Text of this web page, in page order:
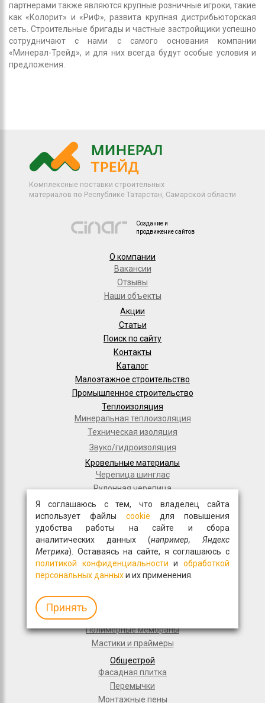
партнерами также являются крупные розничные игроки, такие
как «Колорит» и «РиФ», развита крупная дистрибьюторская
сеть. Строительные бригады и частные застройщики успешно
сотрудничают с нами с самого основания компании
«Минерал-Трейд», и для них всегда будут особые условия и
предложения.
Комплексные поставки строительных
материалов по Республике Татарстан, Самарской области
Создание и
продвижение сайтов
О компании
Вакансии
Отзывы
Наши объекты
Акции
Статьи
Поиск по сайту
Контакты
Каталог
Малоэтажное строительство
Промышленное строительство
Теплоизоляция
Минеральная теплоизоляция
Техническая изоляция
Звуко/гидроизоляция
Кровельные материалы
Черепица шинглас
Рулонная черепица
Композитная черепица
Комплектующие для кровли
Плиты OSB
Ultralam
Гидроизоляция пола
Для частного домостроения
Гидроизоляционные материалы
Дорожное строительство
Полимерные мембраны
Мастики и праймеры
Общестрой
Фасадная плитка
Перемычки
Монтажные пены
Я соглашаюсь с тем, что владелец сайта
использует файлы cookie для повышения
удобства работы на сайте и сбора
аналитических данных (например, Яндекс
Метрика). Оставаясь на сайте, я соглашаюсь с
политикой конфиденциальности иобработкой
персональных данныхи их применения.
Принять